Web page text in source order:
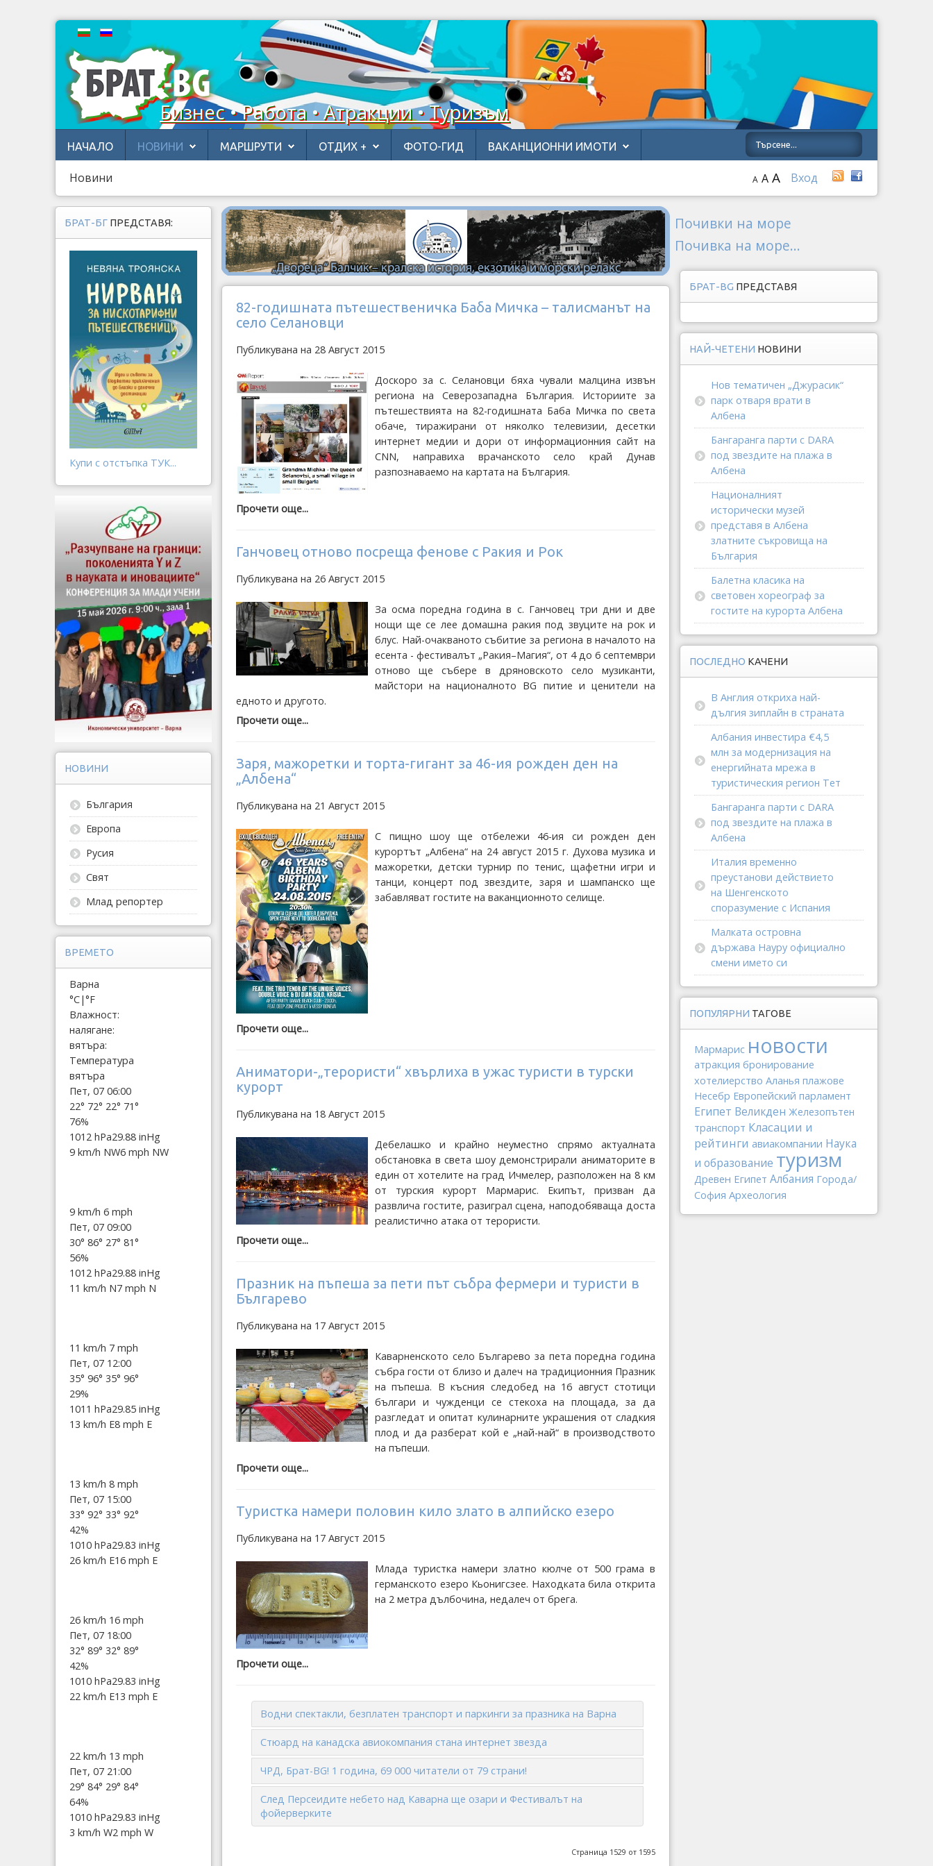
Бизнес • Работа • Атракции • Туризъм
НАЧАЛО НОВИНИ МАРШРУТИ ОТДИХ + ФОТО-ГИД ВАКАНЦИОННИ ИМОТИ
Новини Вход
A A A
82-годишната пътешественичка Баба Мичка – талисманът на
село Селановци
Публикувана на 28 Август 2015
Доскоро за с. Селановци бяха чували малцина извън
региона на Северозападна България. Историите за
пътешествията на 82-годишната Баба Мичка по света
обаче, тиражирани от няколко телевизии, десетки
интернет медии и дори от информационния сайт на
CNN, направиха врачанското село край Дунав
разпознаваемо на картата на България.
Прочети още...
Ганчовец отново посреща фенове с Ракия и Рок
Публикувана на 26 Август 2015
За осма поредна година в с. Ганчовец три дни и две
нощи ще се лее домашна ракия под звуците на рок и
блус. Най-очакваното събитие за региона в началото на
есента - фестивалът „Ракия–Магия“, от 4 до 6 септември
отново ще събере в дряновското село музиканти,
майстори на националното BG питие и ценители на
едното и другото.
Прочети още...
Заря, мажоретки и торта-гигант за 46-ия рожден ден на
„Албена“
Публикувана на 21 Август 2015
С пищно шоу ще отбележи 46-ия си рожден ден
курортът „Албена“ на 24 август 2015 г. Духова музика и
мажоретки, детски турнир по тенис, щафетни игри и
танци, концерт под звездите, заря и шампанско ще
забавляват гостите на ваканционното селище.
Прочети още...
Аниматори-„терористи“ хвърлиха в ужас туристи в турски
курорт
Публикувана на 18 Август 2015
Дебелашко и крайно неуместно спрямо актуалната
обстановка в света шоу демонстрирали аниматорите в
един от хотелите на град Ичмелер, разположен на 8 км
от турския курорт Мармарис. Екипът, призван да
развлича гостите, разиграл сцена, наподобяваща доста
реалистично атака от терористи.
Прочети още...
Празник на пъпеша за пети път събра фермери и туристи в
Българево
Публикувана на 17 Август 2015
Каварненското село Българево за пета поредна година
събра гости от близо и далеч на традиционния Празник
на пъпеша. В късния следобед на 16 август стотици
българи и чужденци се стекоха на площада, за да
разгледат и опитат кулинарните украшения от сладкия
плод и да разберат кой е „най-най“ в производството
на пъпеши.
Прочети още...
Туристка намери половин кило злато в алпийско езеро
Публикувана на 17 Август 2015
Млада туристка намери златно кюлче от 500 грама в
германското езеро Кьонигсзее. Находката била открита
на 2 метра дълбочина, недалеч от брега.
Прочети още...
Водни спектакли, безплатен транспорт и паркинги за празника на Варна
Стюард на канадска авиокомпания стана интернет звезда
ЧРД, Брат-BG! 1 година, 69 000 читатели от 79 страни!
След Персеидите небето над Каварна ще озари и Фестивалът на
фойерверките
Страница 1529 от 1595
БРАТ-БГ ПРЕДСТАВЯ:
Купи с отстъпка ТУК...
НОВИНИ
България
Европа
Русия
Свят
Млад репортер
ВРЕМЕТО
Варна
°C|°F
Влажност:
налягане:
вятъра:
Температура
вятъра
Пет, 07 06:00
22° 72° 22° 71°
76%
1012 hPa29.88 inHg
9 km/h NW6 mph NW
9 km/h 6 mph
Пет, 07 09:00
30° 86° 27° 81°
56%
1012 hPa29.88 inHg
11 km/h N7 mph N
11 km/h 7 mph
Пет, 07 12:00
35° 96° 35° 96°
29%
1011 hPa29.85 inHg
13 km/h E8 mph E
13 km/h 8 mph
Пет, 07 15:00
33° 92° 33° 92°
42%
1010 hPa29.83 inHg
26 km/h E16 mph E
26 km/h 16 mph
Пет, 07 18:00
32° 89° 32° 89°
42%
1010 hPa29.83 inHg
22 km/h E13 mph E
22 km/h 13 mph
Пет, 07 21:00
29° 84° 29° 84°
64%
1010 hPa29.83 inHg
3 km/h W2 mph W
Почивки на море
Почивка на море...
БРАТ-BG ПРЕДСТАВЯ
НАЙ-ЧЕТЕНИ НОВИНИ
Нов тематичен „Джурасик“
парк отваря врати в
Албена
Бангаранга парти с DARA
под звездите на плажа в
Албена
Националният
исторически музей
представя в Албена
златните съкровища на
България
Балетна класика на
световен хореограф за
гостите на курорта Албена
ПОСЛЕДНО КАЧЕНИ
В Англия откриха най-
дългия зиплайн в страната
Албания инвестира €4,5
млн за модернизация на
енергийната мрежа в
туристическия регион Тет
Бангаранга парти с DARA
под звездите на плажа в
Албена
Италия временно
преустанови действието
на Шенгенското
споразумение с Испания
Малката островна
държава Науру официално
смени името си
ПОПУЛЯРНИ ТАГОВЕ
Мармарис новости
атракция бронирование
хотелиерство Аланья плажове
Несебр Европейский парламент
Египет Великден Железопътен
транспорт Класации и
рейтинги авиакомпании Наука
и образование туризм
Древен Египет Албания Города/
София Археология